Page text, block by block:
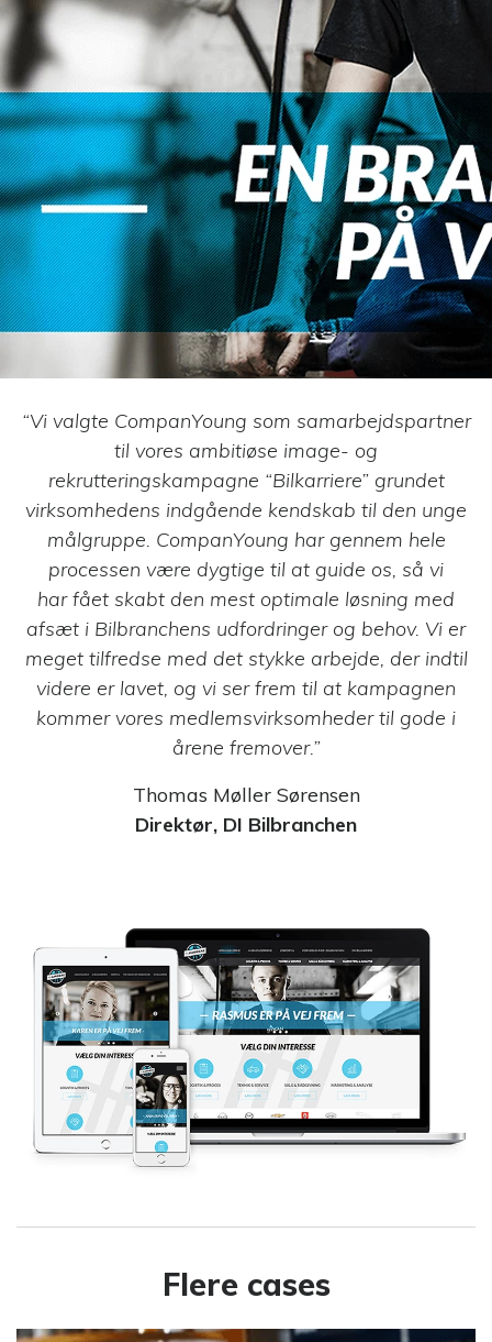
onboarding
Praktikmål.dk
Skab overblik over
elevens/lærlingens
praktikmål
eVejledning
Bemanding- og
vejledningsservice
Planner
tilrettelæg digitale
eller blended
CAND
Ansættelse af
talentfulde
studentermedhjælpere
“Vi valgte CompanYoung som samarbejdspartner
til vores ambitiøse image- og
rekrutteringskampagne “Bilkarriere” grundet
virksomhedens indgående kendskab til den unge
målgruppe. CompanYoung har gennem hele
processen være dygtige til at guide os, så vi
har fået skabt den mest optimale løsning med
afsæt i Bilbranchens udfordringer og behov. Vi er
meget tilfredse med det stykke arbejde, der indtil
videre er lavet, og vi ser frem til at kampagnen
kommer vores medlemsvirksomheder til gode i
årene fremover.”
Thomas Møller Sørensen
Direktør, DI Bilbranchen
Flere cases